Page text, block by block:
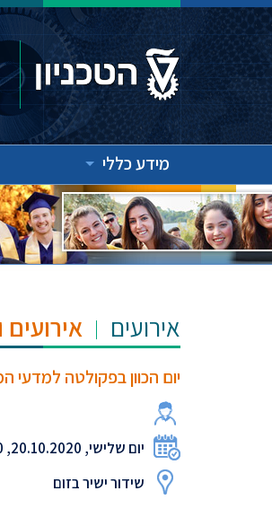
מידע כללי
אירועים
יום הכוון בפקולטה למדעי
יום שלישי, 20.10.2020, 10:30
שידור ישיר בזום